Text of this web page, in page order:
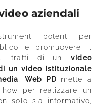
aziendali
potenti per
e promuovere il
si tratti di un video
un video istituzionale
,Web PD mette a
per realizzare un
solo sia informativo,